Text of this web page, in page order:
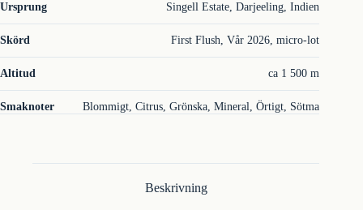
Ursprung Singell Estate, Darjeeling, Indien
Skörd First Flush, Vår 2026, micro-lot
Altitud ca 1 500 m
Smaknoter Blommigt, Citrus, Grönska, Mineral, Örtigt, Sötma
Beskrivning